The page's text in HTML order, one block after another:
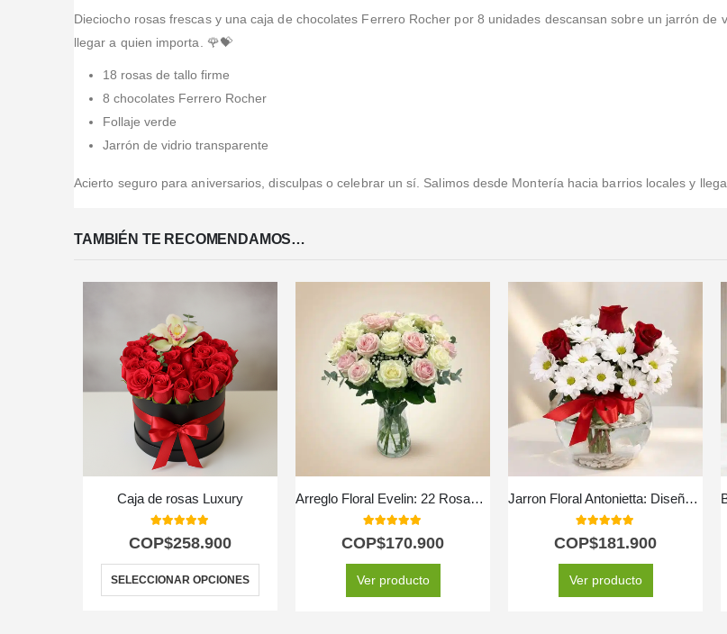
Dieciocho rosas frescas y una caja de chocolates Ferrero Rocher por 8 unidades descansan sobre un jarrón
llegar a quien importa. 🌹💝
18 rosas de tallo firme
8 chocolates Ferrero Rocher
Follaje verde
Jarrón de vidrio transparente
Acierto seguro para aniversarios, disculpas o celebrar un sí. Salimos desde Montería hacia barrios locales y
TAMBIÉN TE RECOMENDAMOS…
Caja de rosas Luxury
5.00
COP$258.900
SELECCIONAR OPCIONES
Arreglo Floral Evelin: 22 Rosas en Tonos Blancos y Rosados 🌿
5.00
COP$170.900
Ver producto
Jarron Floral Antonietta: Diseño Exclusivo con Rosas Rojas a Domicilio ⚜️
5.00
COP$181.900
Ver producto